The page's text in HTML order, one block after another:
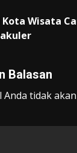
Wisata
Balasan
Anda tidak